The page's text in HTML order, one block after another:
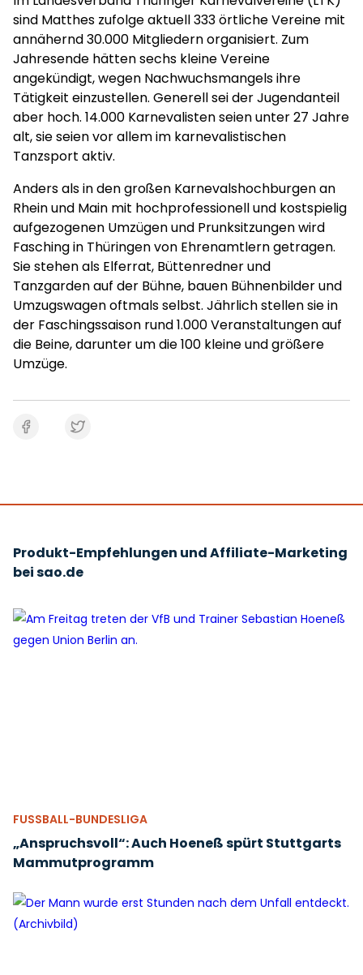
sind Matthes zufolge aktuell 333 örtliche Vereine mit
annähernd 30.000 Mitgliedern organisiert. Zum
Jahresende hätten sechs kleine Vereine
angekündigt, wegen Nachwuchsmangels ihre
Tätigkeit einzustellen. Generell sei der Jugendanteil
aber hoch. 14.000 Karnevalisten seien unter 27 Jahre
alt, sie seien vor allem im karnevalistischen
Tanzsport aktiv.
Anders als in den großen Karnevalshochburgen an
Rhein und Main mit hochprofessionell und kostspielig
aufgezogenen Umzügen und Prunksitzungen wird
Fasching in Thüringen von Ehrenamtlern getragen.
Sie stehen als Elferrat, Büttenredner und
Tanzgarden auf der Bühne, bauen Bühnenbilder und
Umzugswagen oftmals selbst. Jährlich stellen sie in
der Faschingssaison rund 1.000 Veranstaltungen auf
die Beine, darunter um die 100 kleine und größere
Umzüge.
Produkt-Empfehlungen und Affiliate-Marketing
bei sao.de
FUSSBALL-BUNDESLIGA
„Anspruchsvoll“: Auch Hoeneß spürt Stuttgarts
Mammutprogramm